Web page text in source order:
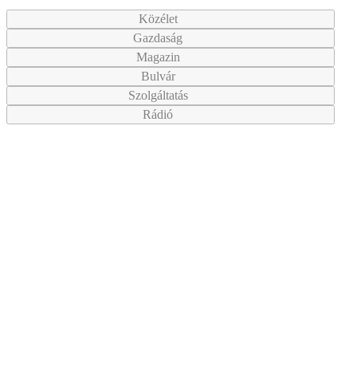
Közélet
Gazdaság
Magazin
Bulvár
Szolgáltatás
Rádió